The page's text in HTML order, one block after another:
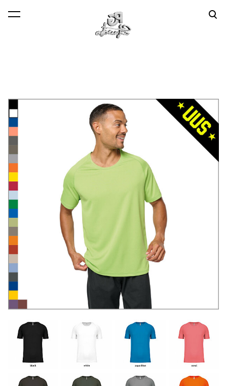
lisati ostukorvi. Vaata ostukorvi